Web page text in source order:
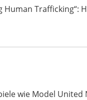
Human Trafficking“:
wie Model United